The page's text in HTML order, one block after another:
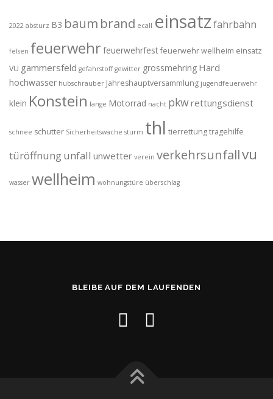
2022 absturz B3 baum brand ecall einsatzfahrbahn
felsen feuerwehrfeuerwehrfest feuerwehr wellheim einsatz
VU gammersfeld gefahrstoff gewitter grossmehring Hard
hochwasser hubschrauber Jahreshauptversammlung jugendfeuerwehr
klein Konstein lange Motorrad nacht pkwrettungsdienst
schnee schutter Sicherheitswache sturm thl tierrettungtragehilfe
türöffnungunfall unwetter verein verkehrsunfallvu
wasser wellheim wohnungstüre überschlag
BLEIBE AUF DEM LAUFENDEN